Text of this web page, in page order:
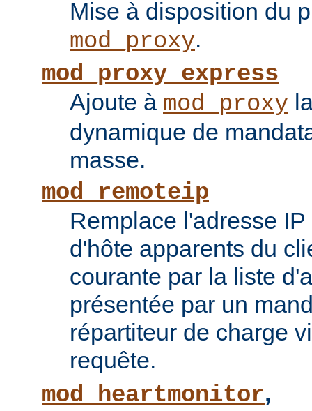
Mise à disposition du
mod_proxy.
mod_proxy_express
Ajoute à mod_proxy
dynamique de
masse.
mod_remoteip
Remplace l'adresse
d'hôte apparents du
courante par la liste
présentée par un
répartiteur de charge
requête.
mod_heartmonitor,